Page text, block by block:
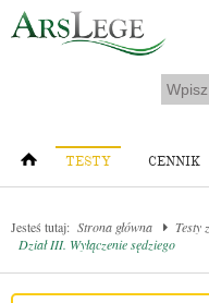
TESTY CENNIK
Jesteś tutaj: Strona główna Testy
Dział III. Wyłączenie sędziego